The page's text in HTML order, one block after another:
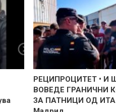
РЕЦИПРОЦИТЕТ • И
ВОВЕДЕ ГРАНИЧНИ
ЗА ПАТНИЦИ ОД